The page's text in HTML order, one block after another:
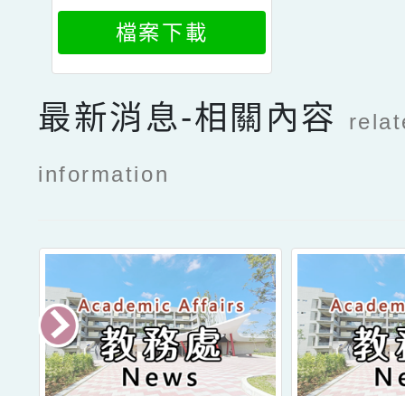
太空新時代的創
意與契機
檔案下載
最新消息-相關內容
information